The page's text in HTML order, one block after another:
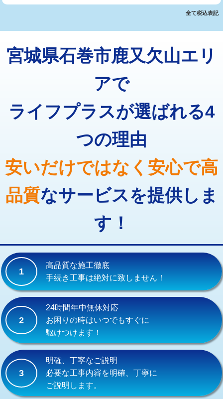
マス交換（土の掘削・埋め戻し作業） 11,000円~
マス交換（深さ50㎝以上） 66,000円
コンクリート斫り（厚さ10㎝超え）
モルタル補修（厚さ10㎝まで） 27,500円
16,500円
廃棄・処分 現場見積
トーラー機使用/3mまで 33,000円
追加トーラー機使用/3m超え +3,300円
止水・漏水調査・防水処理・清掃・修
11,000円
止水・漏水調査・防水処理・清掃・修
22,000円
止水・漏水調査・防水処理・清掃・修
理・調整・分解・加工など（重作業）
33,000円
その他部品の脱着 8,800円～
交換・取付(単水栓（壁付・デッキ
式）)
13,200円+材料費
交換・取付(混合水栓（壁付・デッキ
式・ワンホール）)
16,500円+材料費
交換・取付(排水栓・排水トラップ
（P/S/ポップアップ））
交換・取付（その他部品）
持込商品取付（単水栓）
持込商品取付（混合水栓） 16,500円
全て税込表記
宮城県石巻市鹿又欠山エリ
アで
ライフプラスが選ばれる4
つの理由
安いだけではなく安心で高
品質なサービスを提供しま
す！
1
高品質な施工徹底
手続き工事は絶対に致しません！
2
24時間年中無休対応
お困りの時はいつでもすぐに
駆けつけます！
3
明確、丁寧なご説明
必要な工事内容を明確、丁寧に
ご説明します。